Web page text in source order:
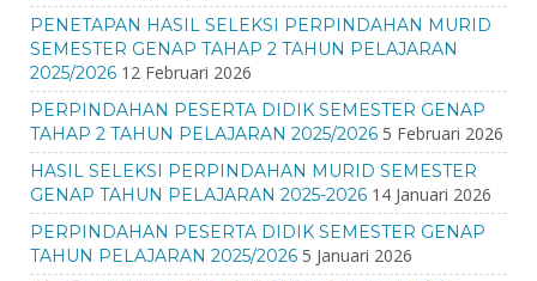
PENETAPAN HASIL SELEKSI PERPINDAHAN MURID
SEMESTER GENAP TAHAP 2 TAHUN PELAJARAN
2025/2026 12 Februari 2026
PERPINDAHAN PESERTA DIDIK SEMESTER GENAP
TAHAP 2 TAHUN PELAJARAN 2025/2026 5 Februari 2026
HASIL SELEKSI PERPINDAHAN MURID SEMESTER
GENAP TAHUN PELAJARAN 2025-2026 14 Januari 2026
PERPINDAHAN PESERTA DIDIK SEMESTER GENAP
TAHUN PELAJARAN 2025/2026 5 Januari 2026